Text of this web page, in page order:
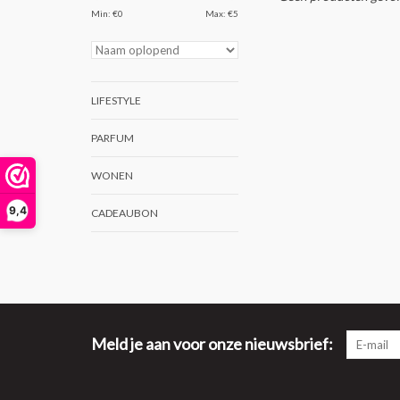
9,4
Min: €0 Max: €5
LIFESTYLE
PARFUM
WONEN
CADEAUBON
Meld je aan voor onze nieuwsbrief: